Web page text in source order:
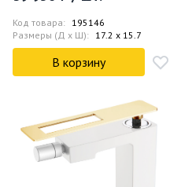
Код товара: 195146
Размеры (Д x Ш): 17.2 x 15.7
В корзину